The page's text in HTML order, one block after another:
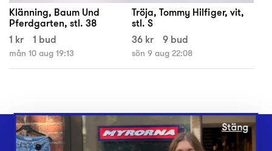
Klänning, Baum Und
Pferdgarten, stl. 38
1 kr
1 bud
mån 10 aug 19:13
Tröja, Tommy Hilfiger, vit,
stl. S
36 kr
9 bud
sön 9 aug 22:08
Stäng